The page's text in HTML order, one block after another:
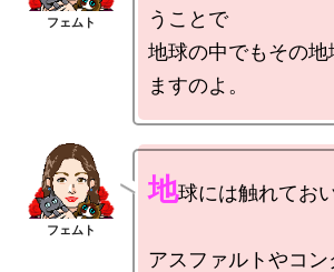
うことで
地球の中でもその
地球には触れてお
アスファルトやコ